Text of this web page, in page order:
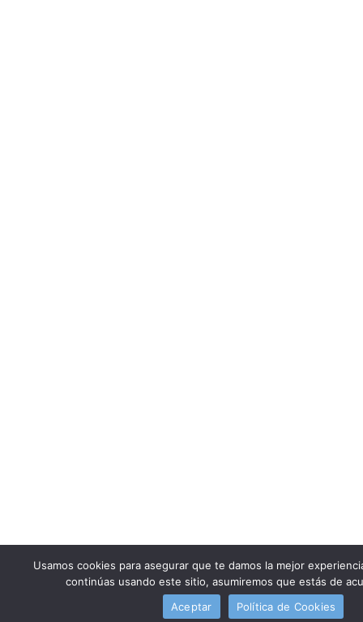
Usamos cookies para asegurar que te damos la mejor
continúas usando este sitio, asumiremos que estás de
Aceptar
Política de Cookies